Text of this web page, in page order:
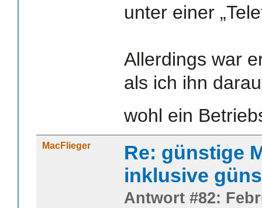
unter einer
Allerdings war
als ich ihn
wohl ein
MacFlieger
Re: günstige
inklusive
Antwort #82: